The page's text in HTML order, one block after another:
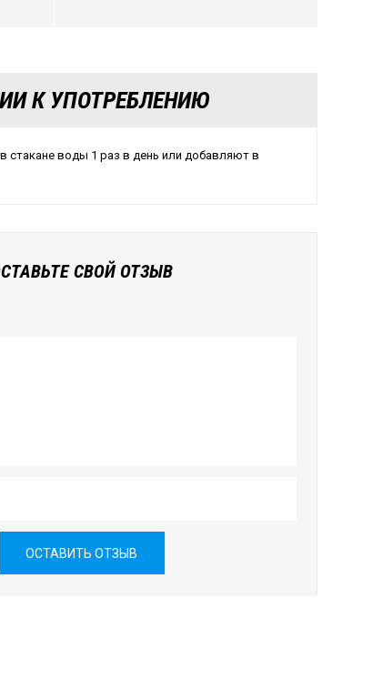
К УПОТРЕБЛЕНИЮ
стакане воды 1 раз в день или добавляют в
СВОЙ ОТЗЫВ
ОСТАВИТЬ ОТЗЫВ